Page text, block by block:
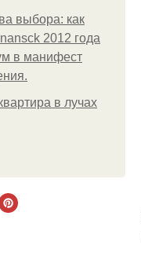
выбора: как
2012 года
в манифест
в лучах